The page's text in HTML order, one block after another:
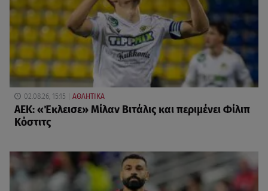
02.08.26, 15:15 ΑΘΛΗΤΙΚΑ
ΑΕΚ: «Έκλεισε» Μίλαν Βιτάλις και περιμένει Φίλιπ
Κόστιτς